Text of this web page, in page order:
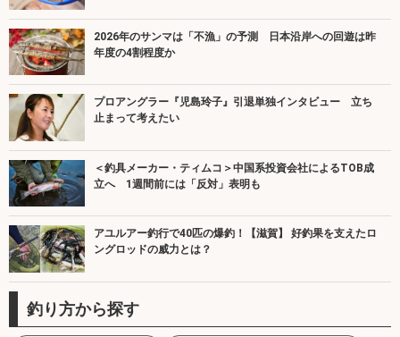
2026年のサンマは「不漁」の予測 日本沿岸への回遊は昨
年度の4割程度か
プロアングラー『児島玲子』引退単独インタビュー 立ち
止まって考えたい
＜釣具メーカー・ティムコ＞中国系投資会社によるTOB成
立へ 1週間前には「反対」表明も
アユルアー釣行で40匹の爆釣！【滋賀】 好釣果を支えたロ
ングロッドの威力とは？
釣り方から探す